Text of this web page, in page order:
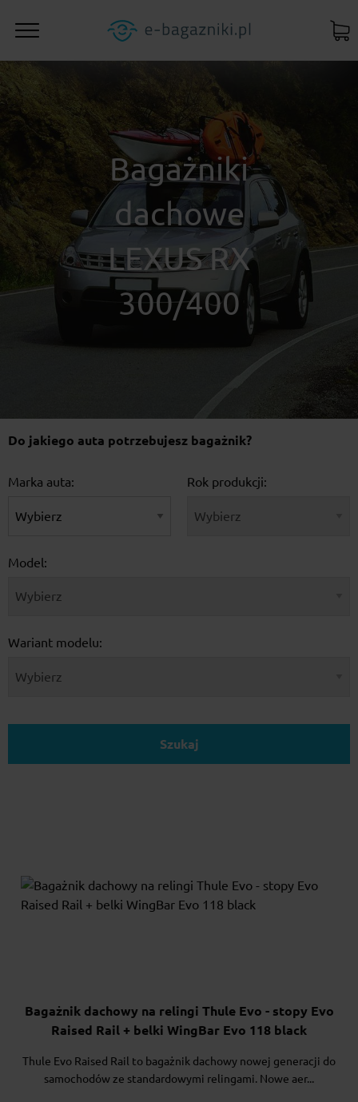
Bagażniki
dachowe
LEXUS RX
300/400
Do jakiego auta potrzebujesz bagażnik?
Marka auta: Rok produkcji:
Model:
Wariant modelu:
Szukaj
Bagażnik dachowy na relingi Thule Evo - stopy Evo
Raised Rail + belki WingBar Evo 118 black
Thule Evo Raised Rail to bagażnik dachowy nowej generacji do
samochodów ze standardowymi relingami. Nowe aer...